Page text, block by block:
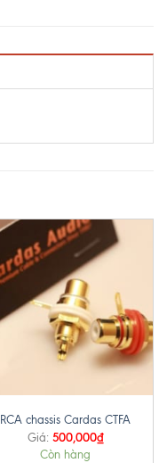
RCA chassis Cardas CTFA
Giá: 500,000₫
Còn hàng